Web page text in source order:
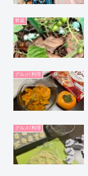
野菜
グルメ/ 料理
グルメ/ 料理